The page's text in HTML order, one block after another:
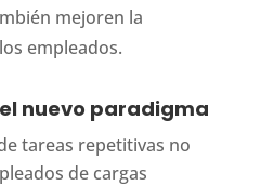
mejoren la
empleados.
nuevo paradigma
tareas repetitivas no
de cargas